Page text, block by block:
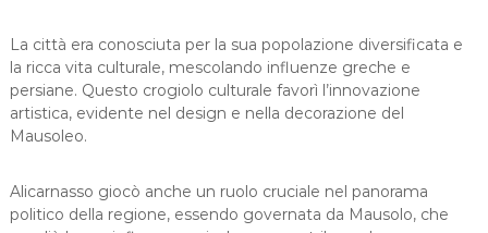
La città era conosciuta per la sua popolazione diversificata e
la ricca vita culturale, mescolando influenze greche e
persiane. Questo crogiolo culturale favorì l’innovazione
artistica, evidente nel design e nella decorazione del
Mausoleo.
Alicarnasso giocò anche un ruolo cruciale nel panorama
politico della regione, essendo governata da Mausolo, che